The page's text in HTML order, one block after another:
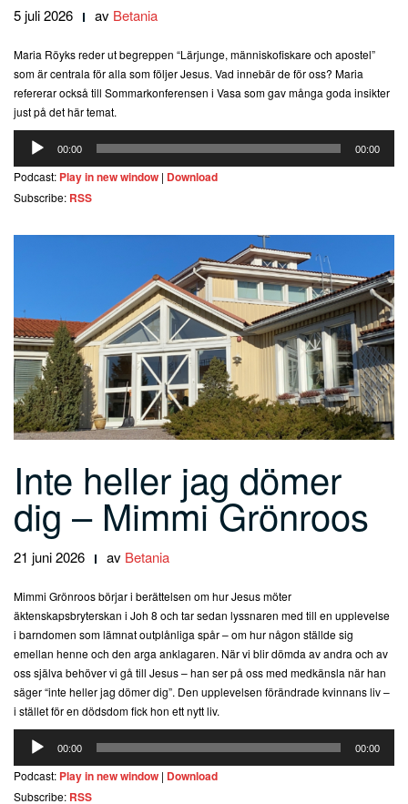
5 juli 2026 av Betania
Maria Röyks reder ut begreppen “Lärjunge, människofiskare och apostel”
som är centrala för alla som följer Jesus. Vad innebär de för oss? Maria
refererar också till Sommarkonferensen i Vasa som gav många goda insikter
just på det här temat.
Ljudspelare
00:00 00:00
Podcast: Play in new window | Download
Subscribe: RSS
Inte heller jag dömer
dig – Mimmi Grönroos
21 juni 2026 av Betania
Mimmi Grönroos börjar i berättelsen om hur Jesus möter
äktenskapsbryterskan i Joh 8 och tar sedan lyssnaren med till en upplevelse
i barndomen som lämnat outplånliga spår – om hur någon ställde sig
emellan henne och den arga anklagaren. När vi blir dömda av andra och av
oss själva behöver vi gå till Jesus – han ser på oss med medkänsla när han
säger “inte heller jag dömer dig”. Den upplevelsen förändrade kvinnans liv –
i stället för en dödsdom fick hon ett nytt liv.
Ljudspelare
00:00 00:00
Podcast: Play in new window | Download
Subscribe: RSS